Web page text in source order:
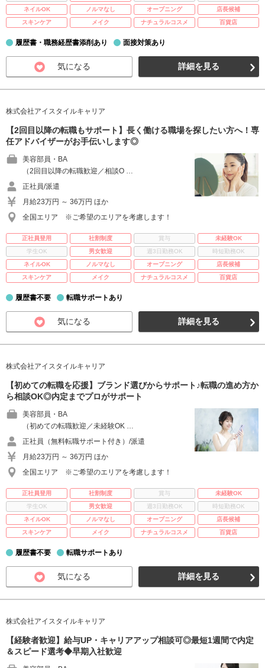
ネイルOK
ノルマなし オープニング
店長候補
スキンケア
メイク ナチュラルコスメ 百貨店
履歴書・職務経歴書添削あり 面接対策あり
気になる 詳細を見る
株式会社アイスタイルキャリア
【2回目以降の転職もサポート】長く働ける職場を探したい方へ！専
任アドバイザーがお手伝いします◎
美容部員・BA
（2回目以降の転職歓迎／相談O …
正社員/派遣
月給23万円 ～ 36万円 ほか
全国エリア ※ご希望のエリアを考慮します！
正社員登用 社割制度 賞与
未経験OK
学生OK
男女歓迎 週3日勤務OK
時短勤務OK
ネイルOK
ノルマなし オープニング
店長候補
スキンケア
メイク ナチュラルコスメ 百貨店
履歴書不要 転職サポートあり
気になる 詳細を見る
株式会社アイスタイルキャリア
【初めての転職を応援】ブランド選びからサポート♪転職の進め方か
ら相談OK◎内定までプロがサポート
美容部員・BA
（初めての転職歓迎／未経験OK …
正社員（無料転職サポート付き）/派遣
月給23万円 ～ 36万円 ほか
全国エリア ※ご希望のエリアを考慮します！
正社員登用 社割制度 賞与
未経験OK
学生OK
男女歓迎 週3日勤務OK
時短勤務OK
ネイルOK
ノルマなし オープニング
店長候補
スキンケア
メイク ナチュラルコスメ 百貨店
履歴書不要 転職サポートあり
気になる 詳細を見る
株式会社アイスタイルキャリア
【経験者歓迎】給与UP・キャリアアップ相談可◎最短1週間で内定
＆スピード選考◆早期入社歓迎